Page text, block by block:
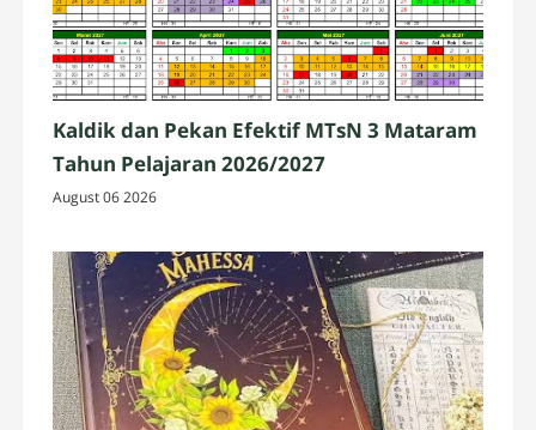
Kaldik dan Pekan Efektif MTsN 3 Mataram
Tahun Pelajaran 2026/2027
August 06 2026